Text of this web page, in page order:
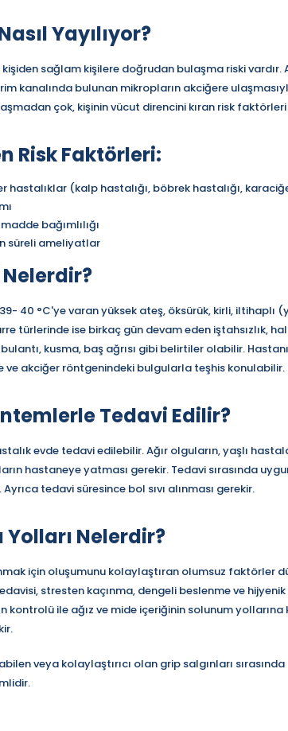
Yayılıyor?
sağlam kişilere doğrudan bulaşma riski vardır.
kanalında bulunan mikropların akciğere
çok, kişinin vücut direncini kıran risk
Risk Faktörleri:
hastalıklar (kalp hastalığı, böbrek hastalığı,
bağımlılığı
süreli ameliyatlar
40 °C'ye varan yüksek ateş, öksürük, kirli, iltihaplı
türlerinde ise birkaç gün devam eden iştahsızlık,
kusma, baş ağrısı gibi belirtiler olabilir.
ve akciğer röntgenindeki bulgularla teşhis
Tedavi Edilir?
evde tedavi edilebilir. Ağır olguların, yaşlı
hastaneye yatması gerekir. Tedavi sırasında
tedavi süresince bol sıvı alınması gerekir.
Nelerdir?
için oluşumunu kolaylaştıran olumsuz faktörler
stresten kaçınma, dengeli beslenme ve
kontrolü ile ağız ve mide içeriğinin solunum
veya kolaylaştırıcı olan grip salgınları